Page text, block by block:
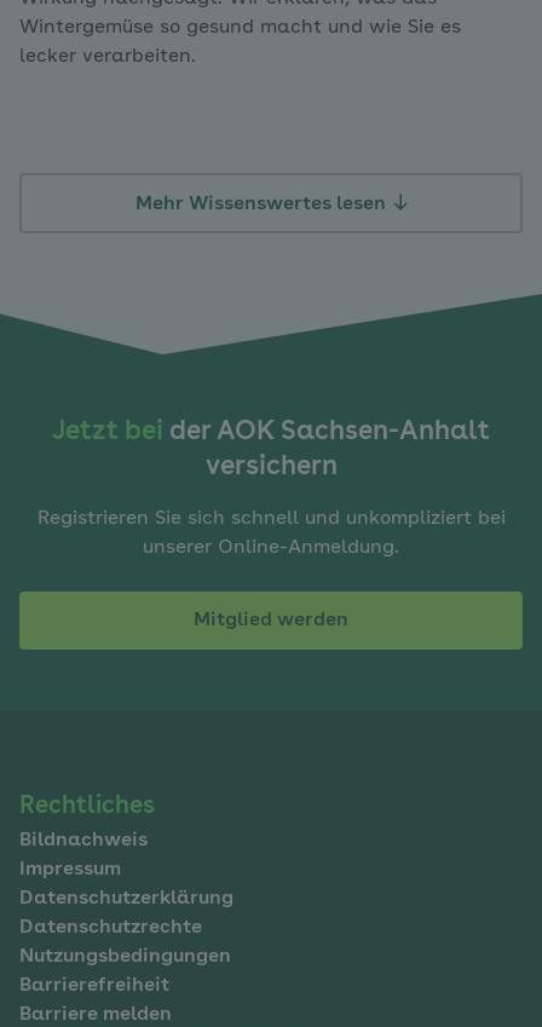
Wintergemüse so gesund macht und wie Sie es
lecker verarbeiten.
Mehr Wissenswertes lesen
Jetzt bei der AOK Sachsen-Anhalt
versichern
Registrieren Sie sich schnell und unkompliziert bei
unserer Online-Anmeldung.
Mitglied werden
Navigation
im
Fußbereich
Rechtliches
Bildnachweis
Impressum
Datenschutzerklärung
Datenschutzrechte
Nutzungsbedingungen
Barrierefreiheit
Barriere melden